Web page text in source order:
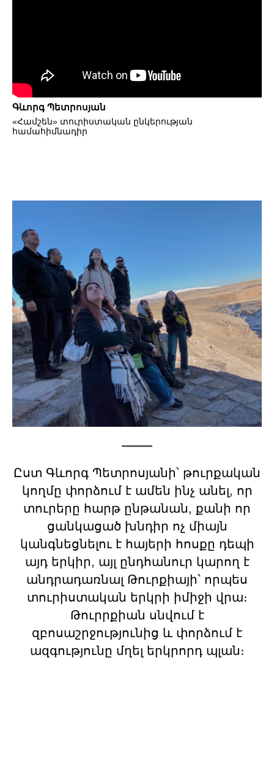
Գևորգ Պետրոսյան
«Համշեն» տուրիստական ընկերության
համահիմնադիր
Ըստ Գևորգ Պետրոսյանի՝ թուրքական
կողմը փորձում է ամեն ինչ անել, որ
տուրերը հարթ ընթանան, քանի որ
ցանկացած խնդիր ոչ միայն
կանգնեցնելու է հայերի հոսքը դեպի
այդ երկիր, այլ ընդհանուր կարող է
անդրադառնալ Թուրքիայի՝ որպես
տուրիստական երկրի իմիջի վրա։
Թուրրքիան սնվում է
զբոսաշրջությունից և փորձում է
ազգությունը մղել երկրորդ պլան։